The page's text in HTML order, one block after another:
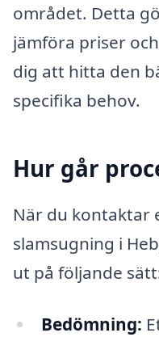
området. Detta
jämföra priser
dig att hitta den
specifika behov.
Hur går
När du kontaktar
slamsugning i
ut på följande
Bedömning: